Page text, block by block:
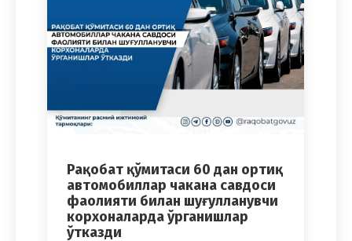
Рақобат қўмитаси 60 дан ортиқ
автомобиллар чакана савдоси
фаолияти билан шуғулланувчи
корхоналарда ўрганишлар
ўтказди